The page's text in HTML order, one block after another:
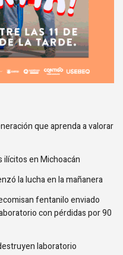
que aprenda a valorar
ilícitos en Michoacán
la lucha en la mañanera
fentanilo enviado
con pérdidas por 90
laboratorio